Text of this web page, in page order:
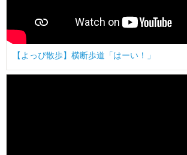
【よっぴ散歩】横断歩道「はーい！」